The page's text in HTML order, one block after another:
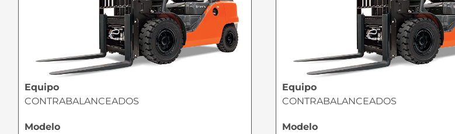
Equipo
CONTRABALANCEADOS
Modelo
Equipo
CONTRABALANCEADOS
Modelo